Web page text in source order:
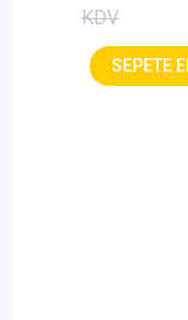
KDV